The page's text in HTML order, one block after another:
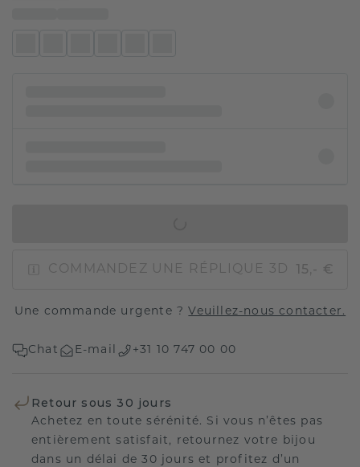
COMMANDEZ UNE RÉPLIQUE 3D 15,- €
Une commande urgente ?Veuillez-nous contacter.
Chat E-mail +31 10 747 00 00
Retour sous 30 jours
Achetez en toute sérénité. Si vous n’êtes pas
entièrement satisfait, retournez votre bijou
dans un délai de 30 jours et profitez d’un